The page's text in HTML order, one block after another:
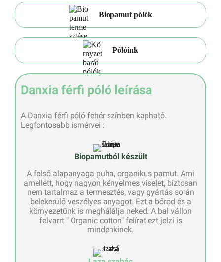
Biopamut pólók
Pólóink
Danxia férfi póló leírása
A Danxia férfi póló fehér színben kapható.
Legfontosabb ismérvei :
Biopamutból készült
A felső alapanyaga puha, organikus pamut. Ami
amellett, hogy nagyon kényelmes viselet, biztosan
nem tartalmaz a termesztés, vagy gyártás során
belekerülő veszélyes anyagot. Ezt a bőröd és a
környezetünk is meghálálja neked. A bal vállon
felvarrt " Organic cotton" felírat ezt jelzi is
mindenkinek.